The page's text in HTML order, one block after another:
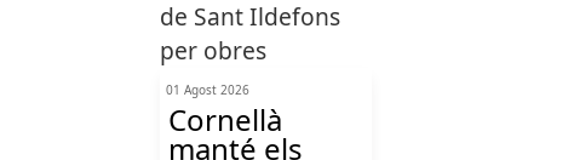
01 Agost 2026
Cornellà
manté els